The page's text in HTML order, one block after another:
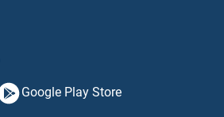
Google Play Store